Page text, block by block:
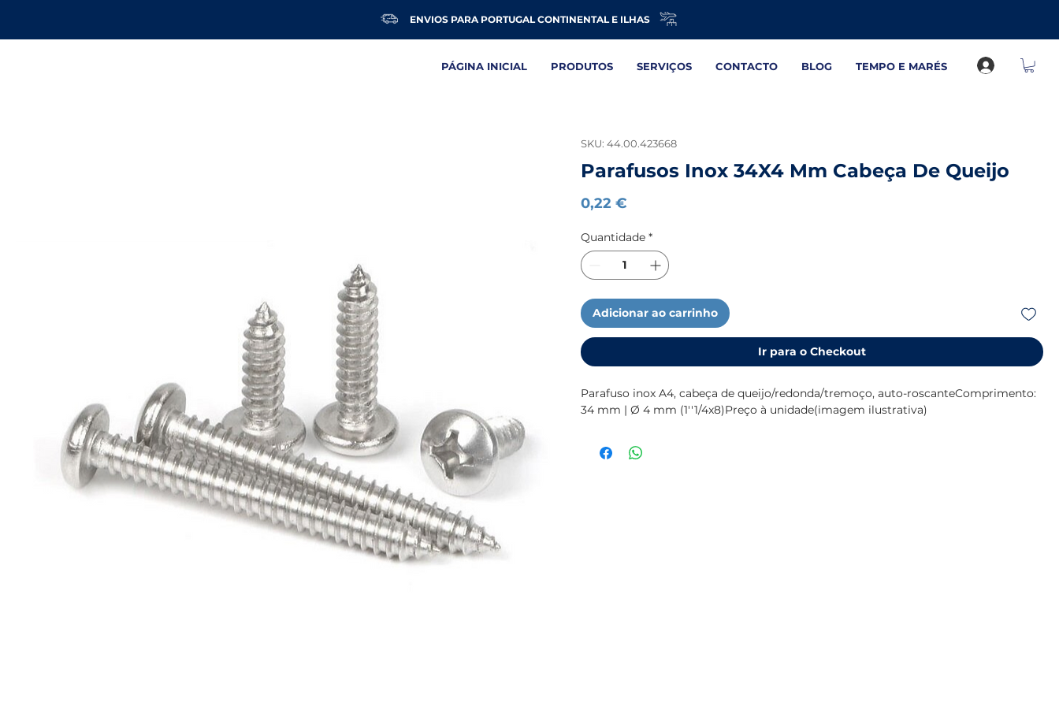
ENVIOS PARA PORTUGAL CONTINENTAL E ILHAS
PÁGINA INICIAL PRODUTOS SERVIÇOS CONTACTO BLOG TEMPO E MARÉS
SKU: 44.00.423668
Parafusos Inox 34X4 Mm Cabeça De Queijo
0,22 €
Quantidade *
Adicionar ao carrinho
Ir para o Checkout
Parafuso inox A4, cabeça de queijo/redonda/tremoço, auto-roscanteComprimento:
34 mm | Ø 4 mm (1''1/4x8)Preço à unidade(imagem ilustrativa)